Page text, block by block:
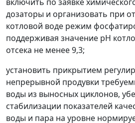
дозаторы и организовать при
котловой воде режим
поддерживая значение рН
отсека не менее 9,3;
установить прикрытием
непрерывной продувки
воды из выносных циклонов,
стабилизации показателей
воды и пара на уровне